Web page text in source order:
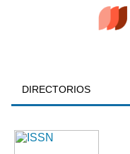
DIRECTORIOS